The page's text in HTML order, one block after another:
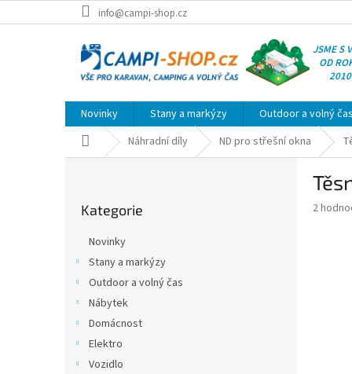
na
info@campi-shop.cz
JSME S
OD
2010
Novinky Stany a markýzy
Outdoor a volný
Domů Náhradní díly ND pro střešní okna
kategorie
Kategorie
Novinky
Stany a markýzy
Outdoor a volný čas
Nábytek
Domácnost
Elektro
Vozidlo
2